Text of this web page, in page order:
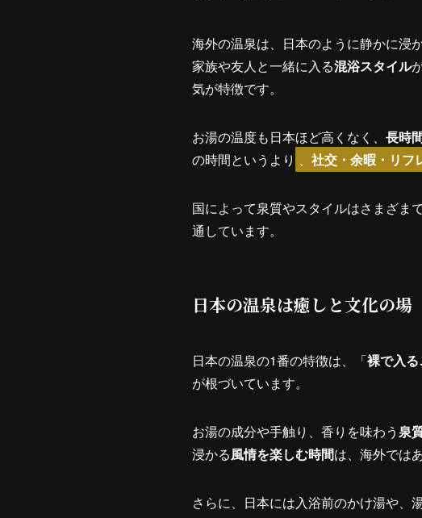
海外の温泉は、日本のように静かに浸
家族や友人と一緒に入る混浴スタイル
気が特徴です。
お湯の温度も日本ほど高くなく、 長時
の時間というより 、 社交・余暇・リフ
国によって泉質やスタイルはさまざまで
通しています。
日本の温泉は癒しと文化の場
日本の温泉の1番の特徴は、「裸で入る
が根づいています。
お湯の成分や手触り、香りを味わう泉
浸かる風情を楽しむ時間は、海外では
さらに、日本には入浴前のかけ湯や、